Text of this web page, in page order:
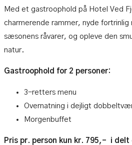
Med et gastroophold på Hotel Ved
charmerende rammer, nyde
sæsonens råvarer, og opleve den
natur.
Gastroophold for 2 personer:
3-retters menu
Overnatning i dejligt
Morgenbuffet
Pris pr. person kun kr. 795,- i